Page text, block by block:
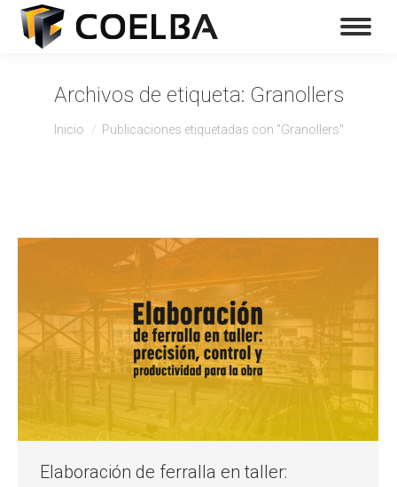
Archivos de etiqueta: Granollers
Estás aquí:
Inicio Publicaciones etiquetadas con "Granollers"
Elaboración de ferralla en taller: